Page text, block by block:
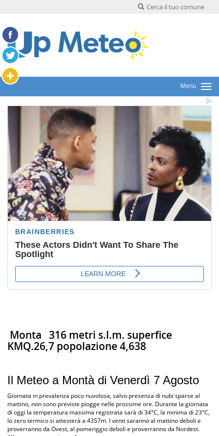
Cerca il tuo comune
Menu
Monta 316 metri s.l.m. superfice
KMQ.26,7 popolazione 4,638
Il Meteo a Montà di Venerdì 7 Agosto
Giornata in prevalenza poco nuvolosa, salvo presenza di nubi sparse al
mattino, non sono previste piogge nelle prossime ore. Durante la giornata
di oggi la temperatura massima registrata sarà di 34°C, la minima di 23°C,
lo zero termico si attesterà a 4357m. I venti saranno al mattino deboli e
proverranno da Ovest, al pomeriggio deboli e proverranno da Nordest.